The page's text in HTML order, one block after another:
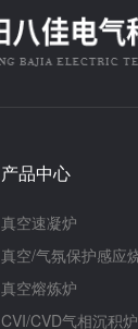
产品中心
真空速凝炉
真空熔炼炉
CVI/CVD气相沉积炉